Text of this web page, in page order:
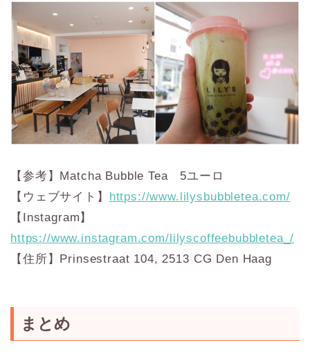
【参考】Matcha Bubble Tea 5ユーロ
【ウェブサイト】 https://www.lilysbubbletea.com/
【Instagram】
https://www.instagram.com/lilyscoffeebubbletea_/
【住所】Prinsestraat 104, 2513 CG Den Haag
まとめ